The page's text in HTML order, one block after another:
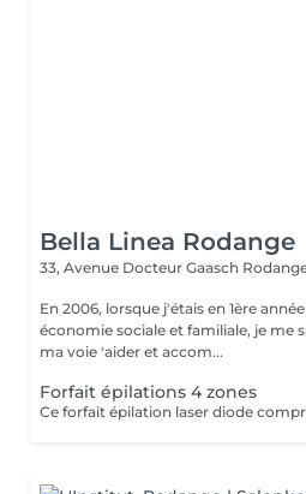
Bella Linea Rodange
33, Avenue Docteur Gaasch
En 2006, lorsque j'étais en 1ère
économie sociale et familiale, je me
ma voie 'aider et accom...
Forfait épilations 4 zones